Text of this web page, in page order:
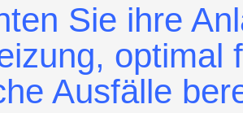
Sie ihre
optimal
Ausfälle